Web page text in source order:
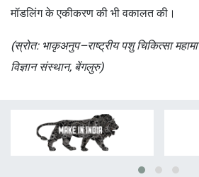
मॉडलिंग के एकीकरण की भी वकालत की।
(स्रोत: भाकृअनुप–राष्ट्रीय पशु चिकित्सा
विज्ञान संस्थान, बेंगलुरु)